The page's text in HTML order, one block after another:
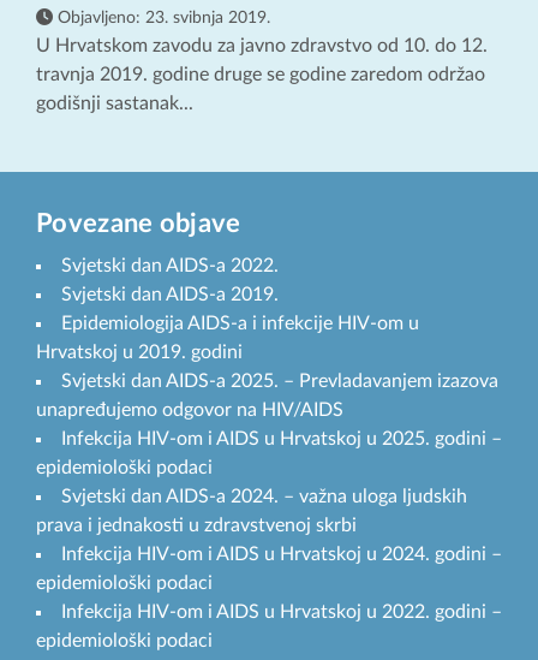
Objavljeno: 23. svibnja 2019.
U Hrvatskom zavodu za javno zdravstvo od 10. do 12.
travnja 2019. godine druge se godine zaredom održao
godišnji sastanak...
Povezane objave
Svjetski dan AIDS-a 2022.
Svjetski dan AIDS-a 2019.
Epidemiologija AIDS-a i infekcije HIV-om u
Hrvatskoj u 2019. godini
Svjetski dan AIDS-a 2025. – Prevladavanjem izazova
unapređujemo odgovor na HIV/AIDS
Infekcija HIV-om i AIDS u Hrvatskoj u 2025. godini –
epidemiološki podaci
Svjetski dan AIDS-a 2024. – važna uloga ljudskih
prava i jednakosti u zdravstvenoj skrbi
Infekcija HIV-om i AIDS u Hrvatskoj u 2024. godini –
epidemiološki podaci
Infekcija HIV-om i AIDS u Hrvatskoj u 2022. godini –
epidemiološki podaci